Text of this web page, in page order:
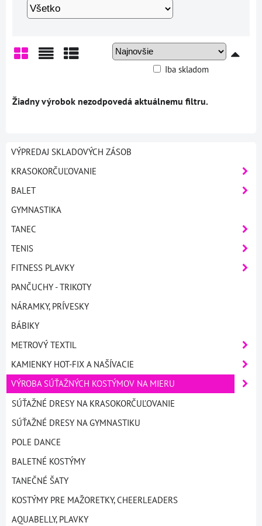
Iba skladom
VÝPREDAJ SKLADOVÝCH ZÁSOB
KRASOKORČUĽOVANIE
BALET
GYMNASTIKA
TANEC
TENIS
FITNESS PLAVKY
PANČUCHY - TRIKOTY
NÁRAMKY, PRÍVESKY
BÁBIKY
METROVÝ TEXTIL
KAMIENKY HOT-FIX A NAŠÍVACIE
VÝROBA SÚŤAŽNÝCH KOSTÝMOV NA MIERU
SÚŤAŽNÉ DRESY NA KRASOKORČUĽOVANIE
SÚŤAŽNÉ DRESY NA GYMNASTIKU
POLE DANCE
BALETNÉ KOSTÝMY
TANEČNÉ ŠATY
KOSTÝMY PRE MAŽORETKY, CHEERLEADERS
AQUABELLY, PLAVKY